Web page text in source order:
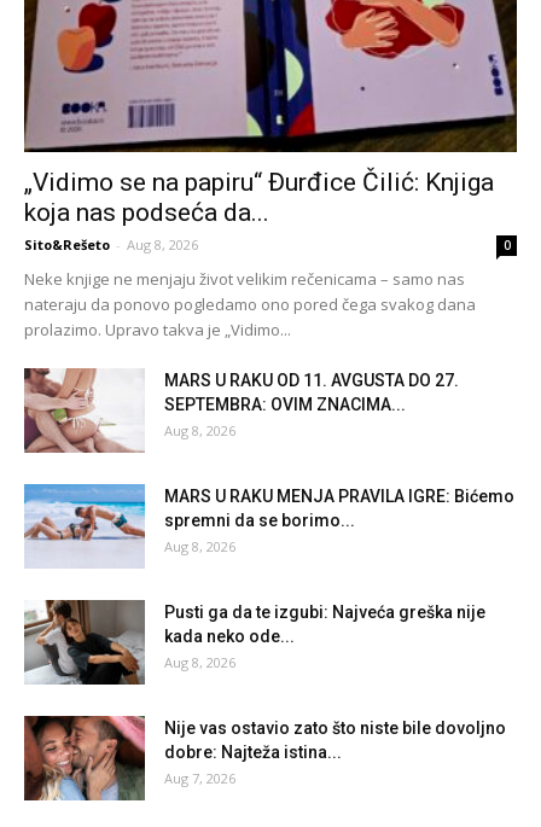
„Vidimo se na papiru“ Đurđice Čilić: Knjiga
koja nas podseća da...
Sito&Rešeto - Aug 8, 2026 0
Neke knjige ne menjaju život velikim rečenicama – samo nas
nateraju da ponovo pogledamo ono pored čega svakog dana
prolazimo. Upravo takva je „Vidimo...
MARS U RAKU OD 11. AVGUSTA DO 27.
SEPTEMBRA: OVIM ZNACIMA...
Aug 8, 2026
MARS U RAKU MENJA PRAVILA IGRE: Bićemo
spremni da se borimo...
Aug 8, 2026
Pusti ga da te izgubi: Najveća greška nije
kada neko ode...
Aug 8, 2026
Nije vas ostavio zato što niste bile dovoljno
dobre: Najteža istina...
Aug 7, 2026